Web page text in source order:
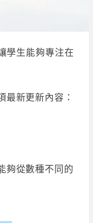
學生能夠專注在
最新更新內容：
夠從數種不同的